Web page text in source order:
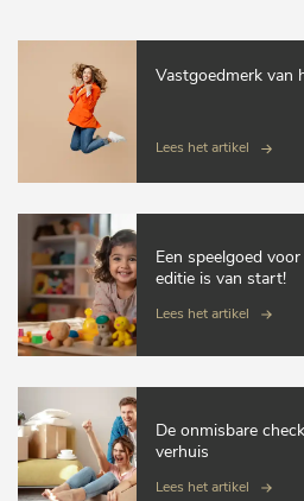
Vastgoedmerk van
Lees het artikel
Een speelgoed
editie is van start!
Lees het artikel
De onmisbare
verhuis
Lees het artikel